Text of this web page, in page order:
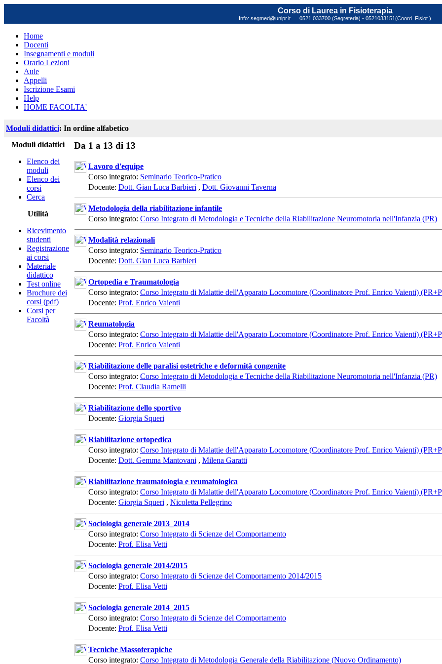
Corso di Laurea in Fisioterapia
Info: segmed@unipr.it 0521 033700 (Segreteria) - 0521033151(Coord. Fisiot.)
Home
Docenti
Insegnamenti e moduli
Orario Lezioni
Aule
Appelli
Iscrizione Esami
Help
HOME FACOLTA'
Moduli didattici: In ordine alfabetico
Moduli didattici
Elenco dei
moduli
Elenco dei
corsi
Cerca
Utilità
Ricevimento
studenti
Registrazione
ai corsi
Materiale
didattico
Test online
Brochure dei
corsi (pdf)
Corsi per
Facoltà
Da 1 a 13 di 13
Lavoro d'equipe
Corso integrato: Seminario Teorico-Pratico
Docente: Dott. Gian Luca Barbieri , Dott. Giovanni Taverna
Metodologia della riabilitazione infantile
Corso integrato: Corso Integrato di Metodologia e Tecniche della Riabilitazione Neuromotoria nell'Infanzia (PR)
Modalità relazionali
Corso integrato: Seminario Teorico-Pratico
Docente: Dott. Gian Luca Barbieri
Ortopedia e Traumatologia
Corso integrato: Corso Integrato di Malattie dell'Apparato Locomotore (Coordinatore Prof. Enrico Vaienti)
Docente: Prof. Enrico Vaienti
Reumatologia
Corso integrato: Corso Integrato di Malattie dell'Apparato Locomotore (Coordinatore Prof. Enrico Vaienti)
Docente: Prof. Enrico Vaienti
Riabilitazione delle paralisi ostetriche e deformità congenite
Corso integrato: Corso Integrato di Metodologia e Tecniche della Riabilitazione Neuromotoria nell'Infanzia (PR)
Docente: Prof. Claudia Ramelli
Riabilitazione dello sportivo
Docente: Giorgia Squeri
Riabilitazione ortopedica
Corso integrato: Corso Integrato di Malattie dell'Apparato Locomotore (Coordinatore Prof. Enrico Vaienti)
Docente: Dott. Gemma Mantovani , Milena Garatti
Riabilitazione traumatologia e reumatologica
Corso integrato: Corso Integrato di Malattie dell'Apparato Locomotore (Coordinatore Prof. Enrico Vaienti)
Docente: Giorgia Squeri , Nicoletta Pellegrino
Sociologia generale 2013_2014
Corso integrato: Corso Integrato di Scienze del Comportamento
Docente: Prof. Elisa Vetti
Sociologia generale 2014/2015
Corso integrato: Corso Integrato di Scienze del Comportamento 2014/2015
Docente: Prof. Elisa Vetti
Sociologia generale 2014_2015
Corso integrato: Corso Integrato di Scienze del Comportamento
Docente: Prof. Elisa Vetti
Tecniche Massoterapiche
Corso integrato: Corso Integrato di Metodologia Generale della Riabilitazione (Nuovo Ordinamento)